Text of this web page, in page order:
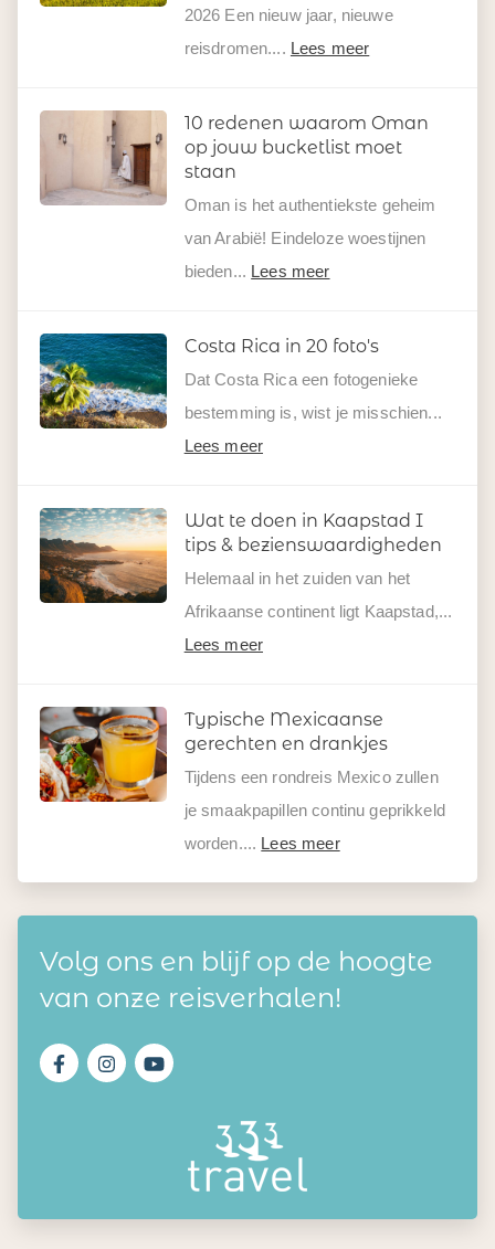
2026 Een nieuw jaar, nieuwe
reisdromen.... Lees meer
10 redenen waarom Oman
op jouw bucketlist moet
staan
Oman is het authentiekste geheim
van Arabië! Eindeloze woestijnen
bieden... Lees meer
Costa Rica in 20 foto's
Dat Costa Rica een fotogenieke
bestemming is, wist je misschien...
Lees meer
Wat te doen in Kaapstad I
tips & bezienswaardigheden
Helemaal in het zuiden van het
Afrikaanse continent ligt Kaapstad,...
Lees meer
Typische Mexicaanse
gerechten en drankjes
Tijdens een rondreis Mexico zullen
je smaakpapillen continu geprikkeld
worden.... Lees meer
Volg ons en blijf op de hoogte
van onze reisverhalen!